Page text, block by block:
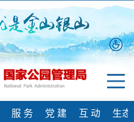
服 务 党 建 互 动
生